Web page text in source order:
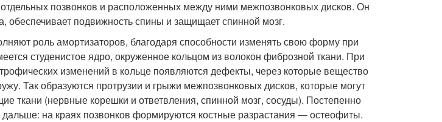
позвонков и расположенных между ними межпозвонковых дисков. Он
обеспечивает подвижность спины и защищает спинной мозг.
роль амортизаторов, благодаря способности изменять свою форму при
студенистое ядро, окруженное кольцом из волокон фиброзной ткани. При
изменений в кольце появляются дефекты, через которые вещество
Так образуются протрузии и грыжи межпозвонковых дисков, которые могут
ткани (нервные корешки и ответвления, спинной мозг, сосуды). Постепенно
дальше: на краях позвонков формируются костные разрастания — остеофиты.